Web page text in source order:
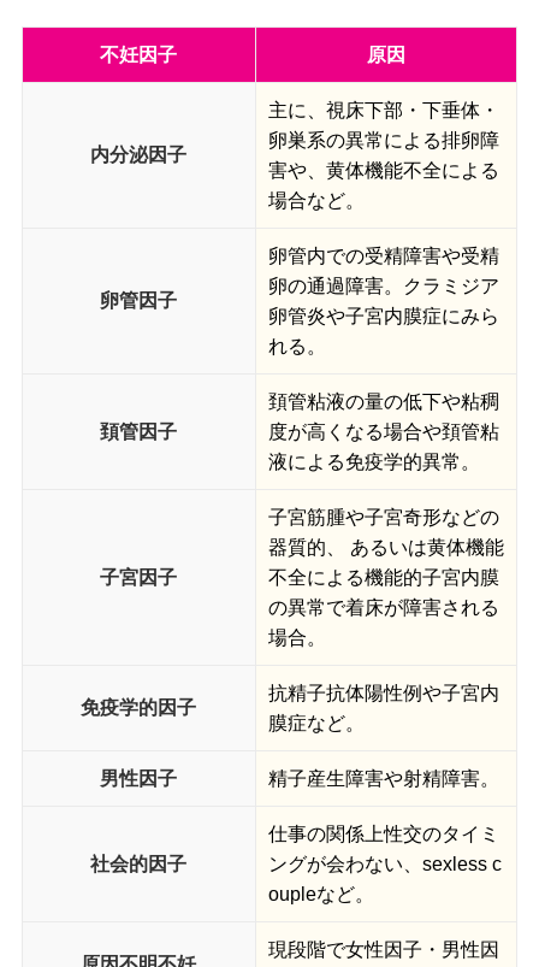
不妊因子 原因
内分泌因子
主に、視床下部・下垂体・
卵巣系の異常による排卵障
害や、黄体機能不全による
場合など。
卵管因子
卵管内での受精障害や受精
卵の通過障害。クラミジア
卵管炎や子宮内膜症にみら
れる。
頚管因子
頚管粘液の量の低下や粘稠
度が高くなる場合や頚管粘
液による免疫学的異常。
子宮因子
子宮筋腫や子宮奇形などの
器質的、 あるいは黄体機能
不全による機能的子宮内膜
の異常で着床が障害される
場合。
免疫学的因子
抗精子抗体陽性例や子宮内
膜症など。
男性因子 精子産生障害や射精障害。
社会的因子
仕事の関係上性交のタイミ
ングが会わない、sexless c
oupleなど。
現段階で女性因子・男性因